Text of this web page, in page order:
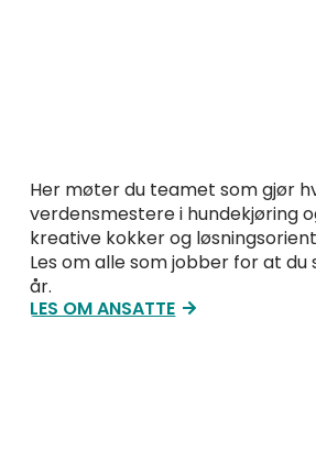
Her møter du teamet som gjør
verdensmestere i hundekjøring
kreative kokker og
Les om alle som jobber for at
år.
LES OM ANSATTE